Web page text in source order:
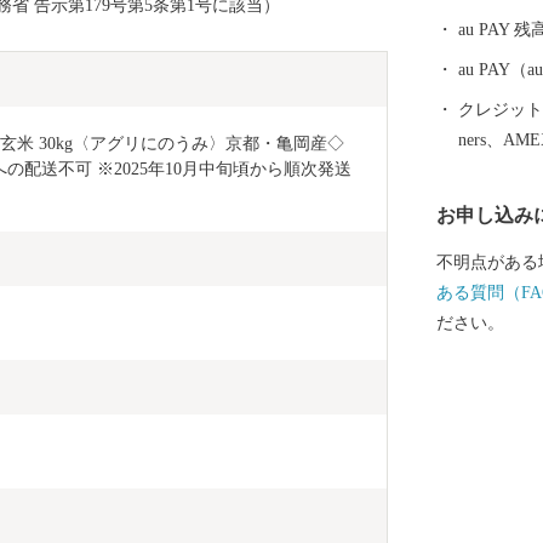
告示第179号第5条第1号に該当）
米 30kg〈アグリにのうみ〉京都・亀岡産◇
配送不可 ※2025年10月中旬頃から順次発送
ホームスタ
ラグビーな
au PAY 残
au PAY（
クレジッ
ners、
お申し込み
不明点があ
ある質問（
ださい。